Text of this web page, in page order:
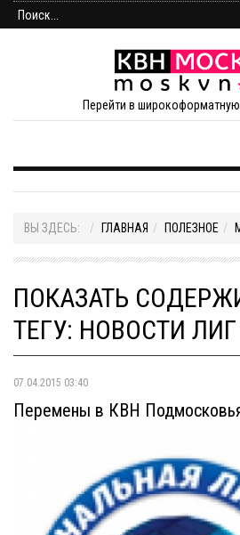
Перейти в
ВЫ ЗДЕСЬ: ГЛАВНАЯ ПОЛЕЗНОЕ
ПОКАЗАТЬ
ТЕГУ: НОВОСТИ ЛИГ
07.04.2015 03:40
Перемены в КВН